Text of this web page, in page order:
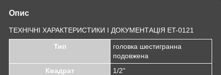
Опис
ТЕХНІЧНІ ХАРАКТЕРИСТИКИ І ДОКУМЕНТАЦІЯ ET-0121
Тип
головка шестигранна
подовжена
Квадрат
1/2"